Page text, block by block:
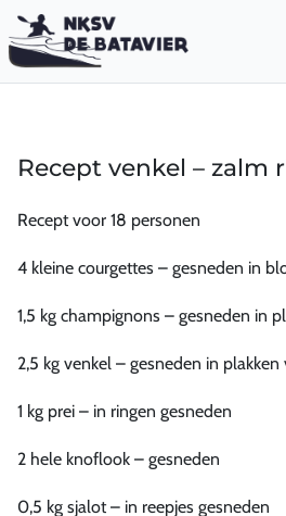
Recept venkel – zalm
Recept voor 18 personen
4 kleine courgettes – gesneden in
1,5 kg champignons – gesneden in
2,5 kg venkel – gesneden in plakken
1 kg prei – in ringen gesneden
2 hele knoflook – gesneden
0,5 kg sjalot – in reepjes gesneden